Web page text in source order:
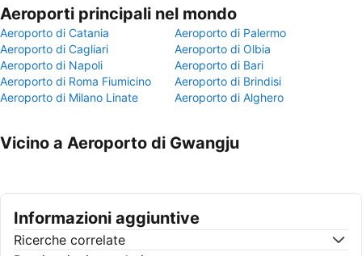
Aeroporti principali nel mondo
Aeroporto di Catania
Aeroporto di Palermo
Aeroporto di Cagliari
Aeroporto di Olbia
Aeroporto di Napoli
Aeroporto di Bari
Aeroporto di Roma Fiumicino
Aeroporto di Brindisi
Aeroporto di Milano Linate
Aeroporto di Alghero
Vicino a Aeroporto di Gwangju
Informazioni aggiuntive
Ricerche correlate